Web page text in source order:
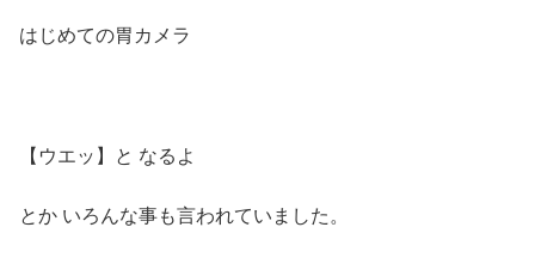
はじめての胃カメラ
【ウエッ】と なるよ
とか いろんな事も言われていました。